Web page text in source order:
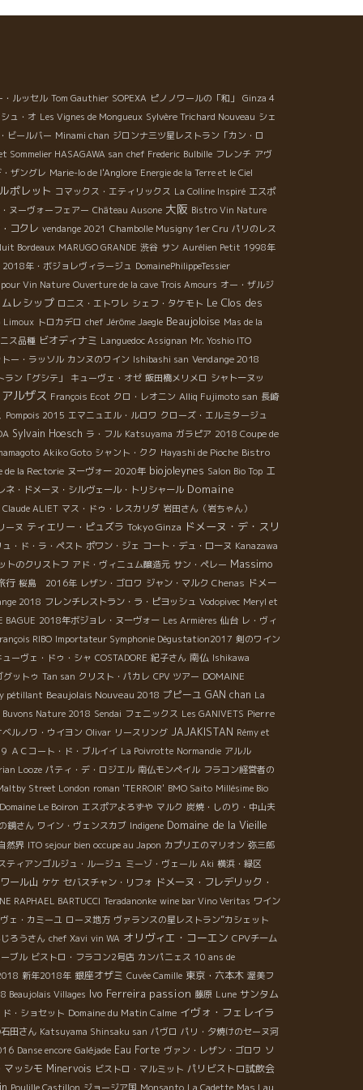
・ルッセル Tom Gauthier SOPEXA ピノノワールの「和」
Ginza 4
ュ・オ Les Vignes de Mongueux Sylvère Trichard Nouveau シェ
ビールバー Minami chan ジロンナ三ツ星レストラン「カン・ロ
Sommelier HASAGAWA san chef Frederic Bulbille フレンチ アヴ
ザングレ Marie-lo de l'Anglore Energie de la Terre et le Ciel
ポレット コマックス・エティリックス La Colline Inspiré エスポ
ヌーヴォーフェアー Château Ausone 大阪 Bistro Vin Nature
コクレ vendange 2021 Chambolle Musigny 1er Cru パリのレス
Bordeaux MARUGO GRANDE 渋谷 サン Aurélien Petit 1998年
2018年・ボジョレヴィラージュ DomainePhilippeTessier
pour Vin Nature Ouverture de la cave Trois Amours オー・ザルジ
レシップ ロニス・エトワレ シェフ・タケモト Le Clos des
Limoux トロカデロ chef Jérôme Jaegle Beaujoloise Mas de la
ス品種 ビオディナミ Languedoc Assignan Mr. Yoshio ITO
トー・ラッソル カンヌのワイン Ishibashi san Vendange 2018
ン「グシテ」 キューヴェ・オゼ 飯田橋メリメロ シャトーヌッ
アルザス François Ecot クロ・レオニン Alliq Fujimoto san 長崎
Pompois 2015 エマニュエル・ルロワ クローズ・エルミタージュ
Sylvain Hoesch ラ・フル Katsuyama ガラピア 2018 Coupe de
Akiko Goto シャント・クク Hayashi de Pioche Bistro
de la Rectorie ヌーヴォー 2020年 biojoleynes Salon Bio Top エ
ネ・ドメーヌ・シルヴェール・トリシャール Domaine
Claude ALIET マス・ドゥ・レスカリダ 岩田さん（岩ちゃん）
ーヌ ティエリー・ピュズラ Tokyo Ginza ドメーヌ・デ・スリ
ュ・ド・ラ・ペスト ポワン・ジェ コート・デュ・ローヌ Kanazawa
トのクリストフ アド・ヴィニュム醸造元 サン・ペレー Massimo
行 桜島 2016年 レザン・ゴロワ ジャン・マルク Chenas ドメー
2018 フレンチレストラン・ラ・ピヨッシュ Vodopivec Meryl et
BAGUE 2018年ボジョレ・ヌーヴォー Les Armières 仙台 レ・ヴィ
RIBO Importateur Symphonie Dégustation2017 剣のワイン
ューヴェ・ドゥ・シャ COSTADORE 紀子さん 南仏 Ishikawa
ットゥ Tan san クリスト・パカレ CPV ツアー DOMAINE
pétillant Beaujolais Nouveau 2018 プピーユ GAN chan La
Buvons Nature 2018 Sendai フェニックス Les GANIVETS Pierre
ベルノワ・ウイヨン Olivar リースリング JAJAKISTAN Rémy et
ＡＣコート・ド・ブルイイ La Poivrotte Normandie アルル
Looze パティ・デ・ロジエル 南仏モンペイル フラコン経営者の
Street London roman 'TERROIR' BMO Saito Millésime Bio
Domaine Le Boiron エスポアよろずや マルク 炭焼・しのり・中山夫
鏡さん ワイン・ヴェンスカブ Indigene Domaine de la Vieille
然界 ITO sejour bien occupe au Japon カプリエのマリオン 弥三郎
ティアンゴルジュ・ルージュ ミーゾ・ヴェール Aki 横浜・緑区
ール山 ケケ セバスチャン・リフォ ドメーヌ・フレデリック・
RAPHAEL BARTUCCI Teradanonke wine bar Vino Veritas ワイン
ェ・カミーユ ローヌ地方 ヴァランスの星レストラン”カシェット
ろうさん chef Xavi vin WA オリヴィエ・コーエン CPVチーム
ブル ビストロ・フラコン2号店 カンパニェス 10 ans de
新年2018年 銀座オザミ Cuvée Camille 東京・六本木 渥美フ
Beaujolais Villages Ivo Ferreira passion 藤原 Lune サンタム
ド・ショセット Domaine du Matin Calme イヴォ・フェレイラ
田さん Katsuyama Shinsaku san パヴロ パリ・夕焼けのセーヌ河
Danse encore Galéjade Eau Forte ヴァン・レザン・ゴロワ ソ
マッシモ Minervois ビストロ・マルミット パリビストロ試飲会